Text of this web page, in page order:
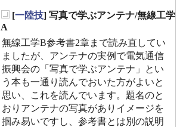
[一陸技] 写真で学ぶアンテナ/無線工学
A
無線工学B参考書2章まで読み直してい
ましたが、アンテナの実例で電気通信
振興会の「写真で学ぶアンテナ」とい
う本も一通り読んでおいた方がよいと
思い、これを読んでいます。題名のと
おりアンテナの写真がありイメージを
掴み易いですし、参考書とは別の説明